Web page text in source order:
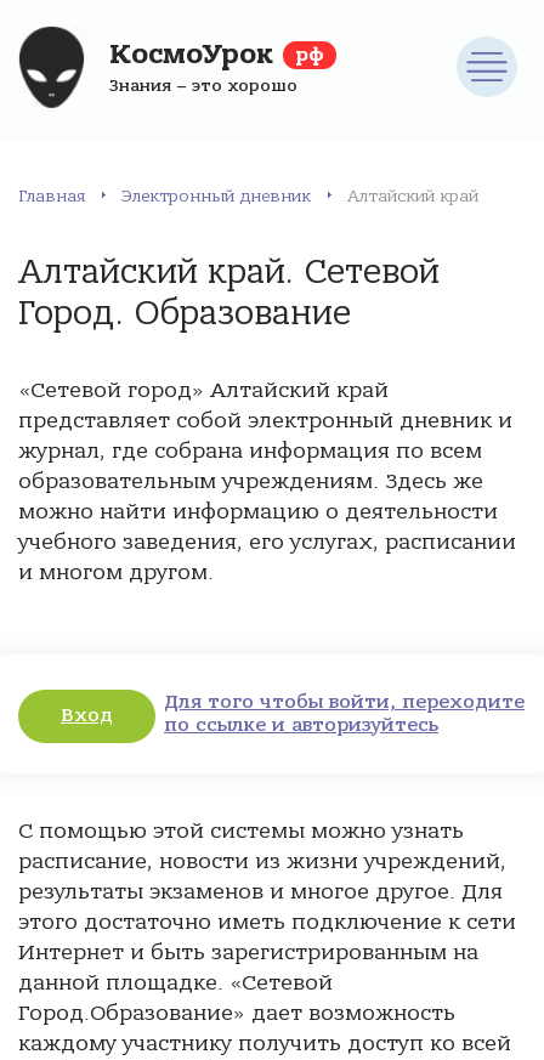
КосмоУрок рф
Знания – это хорошо
Главная Электронный дневник Алтайский край
Алтайский край. Сетевой
Город. Образование
«Сетевой город» Алтайский край
представляет собой электронный дневник и
журнал, где собрана информация по всем
образовательным учреждениям. Здесь же
можно найти информацию о деятельности
учебного заведения, его услугах, расписании
и многом другом.
Вход
Для того чтобы войти, переходите
по ссылке и авторизуйтесь
С помощью этой системы можно узнать
расписание, новости из жизни учреждений,
результаты экзаменов и многое другое. Для
этого достаточно иметь подключение к сети
Интернет и быть зарегистрированным на
данной площадке. «Сетевой
Город.Образование» дает возможность
каждому участнику получить доступ ко всей